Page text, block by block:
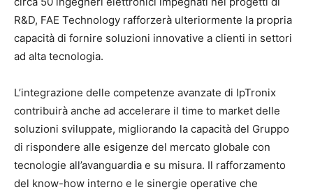
R&D, FAE Technology rafforzerà ulteriormente la propria
capacità di fornire soluzioni innovative a clienti in settori
ad alta tecnologia.
L’integrazione delle competenze avanzate di IpTronix
contribuirà anche ad accelerare il time to market delle
soluzioni sviluppate, migliorando la capacità del Gruppo
di rispondere alle esigenze del mercato globale con
tecnologie all’avanguardia e su misura. Il rafforzamento
del know-how interno e le sinergie operative che